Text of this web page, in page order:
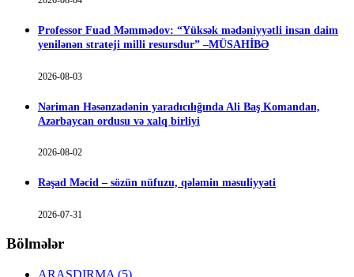
Professor Fuad Məmmədov: “Yüksək mədəniyyətli insan daim
yenilənən strateji milli resursdur” –MÜSAHİBƏ
2026-08-03
Nəriman Həsənzadənin yaradıcılığında Ali Baş Komandan,
Azərbaycan ordusu və xalq birliyi
2026-08-02
Rəşad Məcid – sözün nüfuzu, qələmin məsuliyyəti
2026-07-31
Bölmələr
ARAŞDIRMA (5)